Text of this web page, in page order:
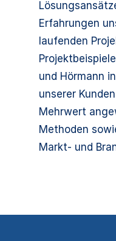
Erfahrungen
laufenden
und Hörmann
unserer
Mehrwert
Methoden
Markt- und